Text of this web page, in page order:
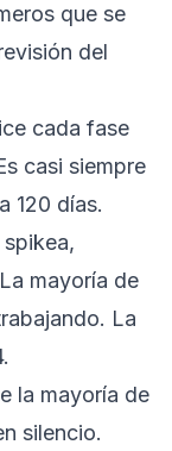
que se
del
cada fase
casi siempre
120 días.
spikea,
mayoría de
La
la mayoría de
silencio.